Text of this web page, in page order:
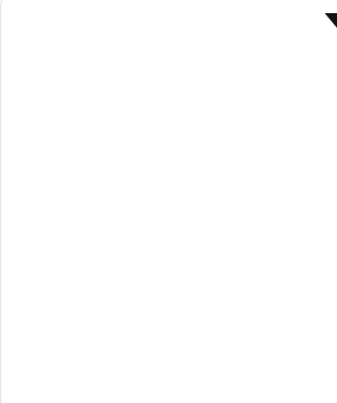
لـرفع و
وتقديم خدمة
من
الاخري في مصر كما نسعى دائما
كل متطلبات العميل في خدمة